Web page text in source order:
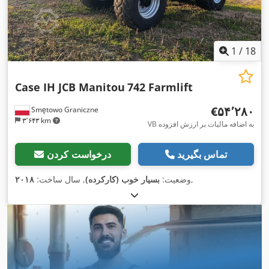
1 / 18
Smętowo Graniczne
۳٬۶۴۳ km
Case IH JCB Manitou 742 Farmlift
‎€۵۴٬۲۸۰
VB به اضافه مالیات بر ارزش افزوده
درخواست کردن تماس بگیرید
وضعیت: بسیار خوب (کارکرده), سال ساخت: ۲۰۱۸ ,